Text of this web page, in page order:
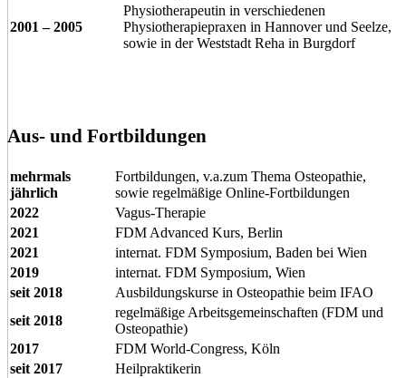
2001 – 2005
Physiotherapeutin in verschiedenen
Physiotherapiepraxen in Hannover und Seelze,
sowie in der Weststadt Reha in Burgdorf
Aus- und Fortbildungen
mehrmals
jährlich
Fortbildungen, v.a.zum Thema Osteopathie,
sowie regelmäßige Online-Fortbildungen
2022
Vagus-Therapie
2021
FDM Advanced Kurs, Berlin
2021
internat. FDM Symposium, Baden bei Wien
2019
internat. FDM Symposium, Wien
seit 2018
Ausbildungskurse in Osteopathie beim IFAO
seit 2018
regelmäßige Arbeitsgemeinschaften (FDM und
Osteopathie)
2017
FDM World-Congress, Köln
seit 2017
Heilpraktikerin